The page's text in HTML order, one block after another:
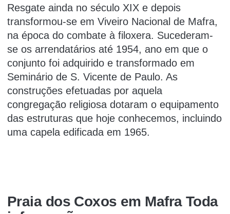
Resgate ainda no século XIX e depois
transformou-se em Viveiro Nacional de Mafra,
na época do combate à filoxera. Sucederam-
se os arrendatários até 1954, ano em que o
conjunto foi adquirido e transformado em
Seminário de S. Vicente de Paulo. As
construções efetuadas por aquela
congregação religiosa dotaram o equipamento
das estruturas que hoje conhecemos, incluindo
uma capela edificada em 1965.
Praia dos Coxos em Mafra Toda